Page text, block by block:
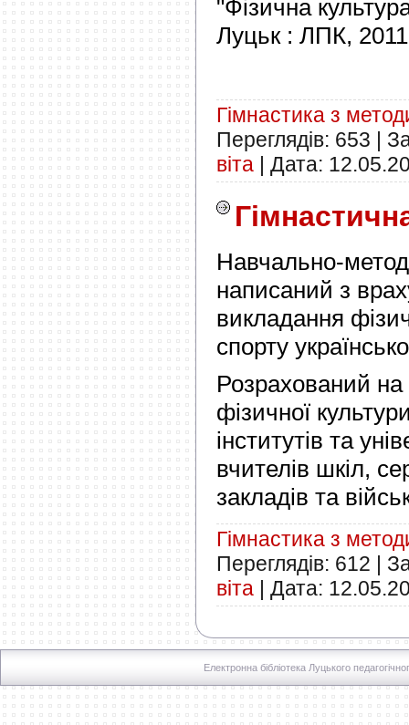
"Фізична
Луцьк : ЛПК,
Гімнастика з
Переглядів: 653 |
віта | Дата:
Навчально-
написаний з
викладання
спорту
Розрахований на
фізичної
інститутів та
вчителів шкіл,
закладів та
Гімнастика з
Переглядів: 612 |
віта | Дата:
Електронна бібліотека Луцького